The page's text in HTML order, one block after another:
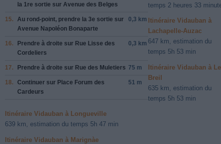
la 1re sortie sur Avenue des Belges
15. Au rond-point, prendre la 3e sortie sur
Avenue Napoléon Bonaparte
0,3 km
16. Prendre à droite sur Rue Lisse des
Cordeliers
0,3 km
17. Prendre à droite sur Rue des Muletiers 75 m
18. Continuer sur Place Forum des
Cardeurs
51 m
temps 2 heures 33
Itinéraire Vidauban à
Lachapelle-Auzac
647 km, estimation du
temps 5h 53 min
Itinéraire Vidauban à Le
Breil
635 km, estimation du
temps 5h 53 min
Itinéraire Vidauban à Longueville
639 km, estimation du temps 5h 47 min
Itinéraire Vidauban à Marignàe